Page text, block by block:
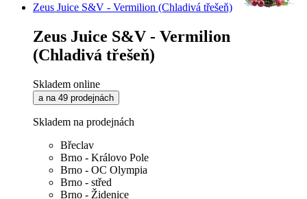
Zeus Juice S&V - Vermilion (Chladivá třešeň)
Zeus Juice S&V - Vermilion
(Chladivá třešeň)
Skladem online
a na 49 prodejnách
Skladem na prodejnách
Břeclav
Brno - Královo Pole
Brno - OC Olympia
Brno - střed
Brno - Židenice